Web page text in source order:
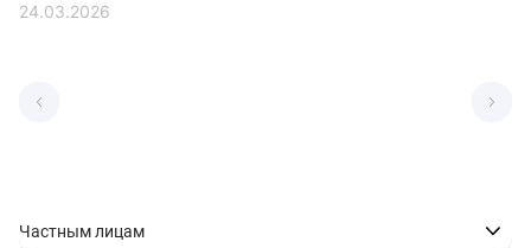
24.03.2026
Частным лицам